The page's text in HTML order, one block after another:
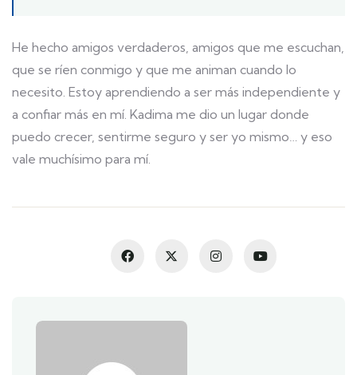
He hecho amigos verdaderos, amigos que me escuchan,
que se ríen conmigo y que me animan cuando lo
necesito. Estoy aprendiendo a ser más independiente y
a confiar más en mí. Kadima me dio un lugar donde
puedo crecer, sentirme seguro y ser yo mismo… y eso
vale muchísimo para mí.